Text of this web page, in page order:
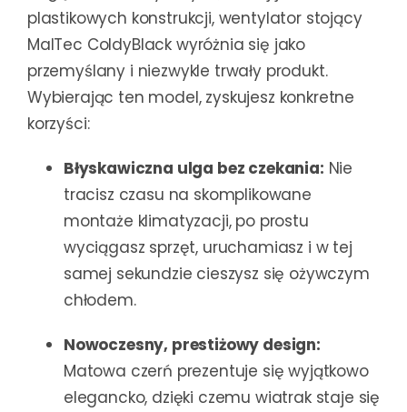
plastikowych konstrukcji, wentylator stojący
MalTec ColdyBlack wyróżnia się jako
przemyślany i niezwykle trwały produkt.
Wybierając ten model, zyskujesz konkretne
korzyści:
Błyskawiczna ulga bez czekania: Nie
tracisz czasu na skomplikowane
montaże klimatyzacji, po prostu
wyciągasz sprzęt, uruchamiasz i w tej
samej sekundzie cieszysz się ożywczym
chłodem.
Nowoczesny, prestiżowy design:
Matowa czerń prezentuje się wyjątkowo
elegancko, dzięki czemu wiatrak staje się